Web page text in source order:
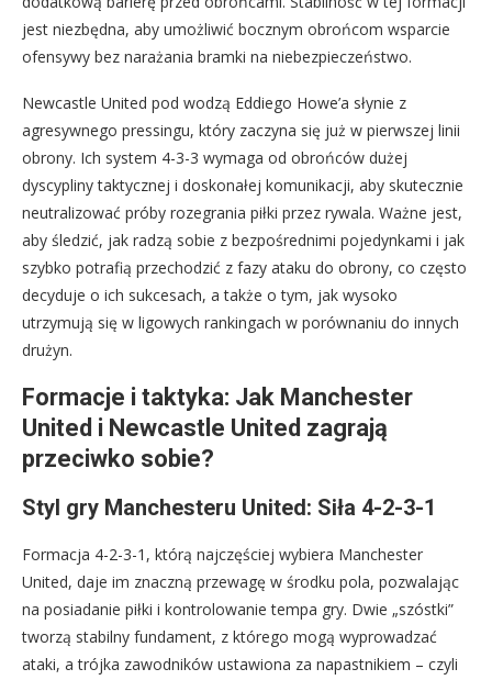
jest niezbędna, aby umożliwić bocznym obrońcom wsparcie
ofensywy bez narażania bramki na niebezpieczeństwo.
Newcastle United pod wodzą Eddiego Howe’a słynie z
agresywnego pressingu, który zaczyna się już w pierwszej linii
obrony. Ich system 4-3-3 wymaga od obrońców dużej
dyscypliny taktycznej i doskonałej komunikacji, aby skutecznie
neutralizować próby rozegrania piłki przez rywala. Ważne jest,
aby śledzić, jak radzą sobie z bezpośrednimi pojedynkami i jak
szybko potrafią przechodzić z fazy ataku do obrony, co często
decyduje o ich sukcesach, a także o tym, jak wysoko
utrzymują się w ligowych rankingach w porównaniu do innych
drużyn.
Formacje i taktyka: Jak Manchester
United i Newcastle United zagrają
przeciwko sobie?
Styl gry Manchesteru United: Siła 4-2-3-1
Formacja 4-2-3-1, którą najczęściej wybiera Manchester
United, daje im znaczną przewagę w środku pola, pozwalając
na posiadanie piłki i kontrolowanie tempa gry. Dwie „szóstki”
tworzą stabilny fundament, z którego mogą wyprowadzać
ataki, a trójka zawodników ustawiona za napastnikiem – czyli